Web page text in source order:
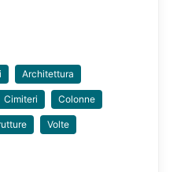
Architettura
Cimiteri Colonne
Volte